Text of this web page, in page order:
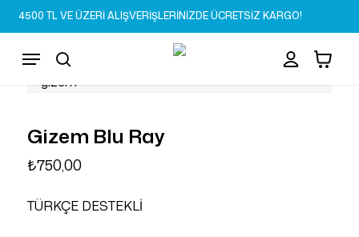
Skip
to
content
4500 TL VE ÜZERİ ALIŞVERİŞLERİNİZDE ÜCRETSİZ KARGO!
search
Menu Sepet Close
Cart
Gizem Blu Ray
₺750,00
TÜRKÇE DESTEKLİ